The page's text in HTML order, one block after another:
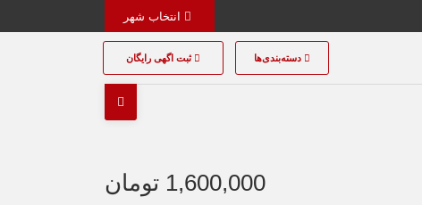
دسته‌بندی‌ها ثبت اگهی رایگان
1,600,000 تومان